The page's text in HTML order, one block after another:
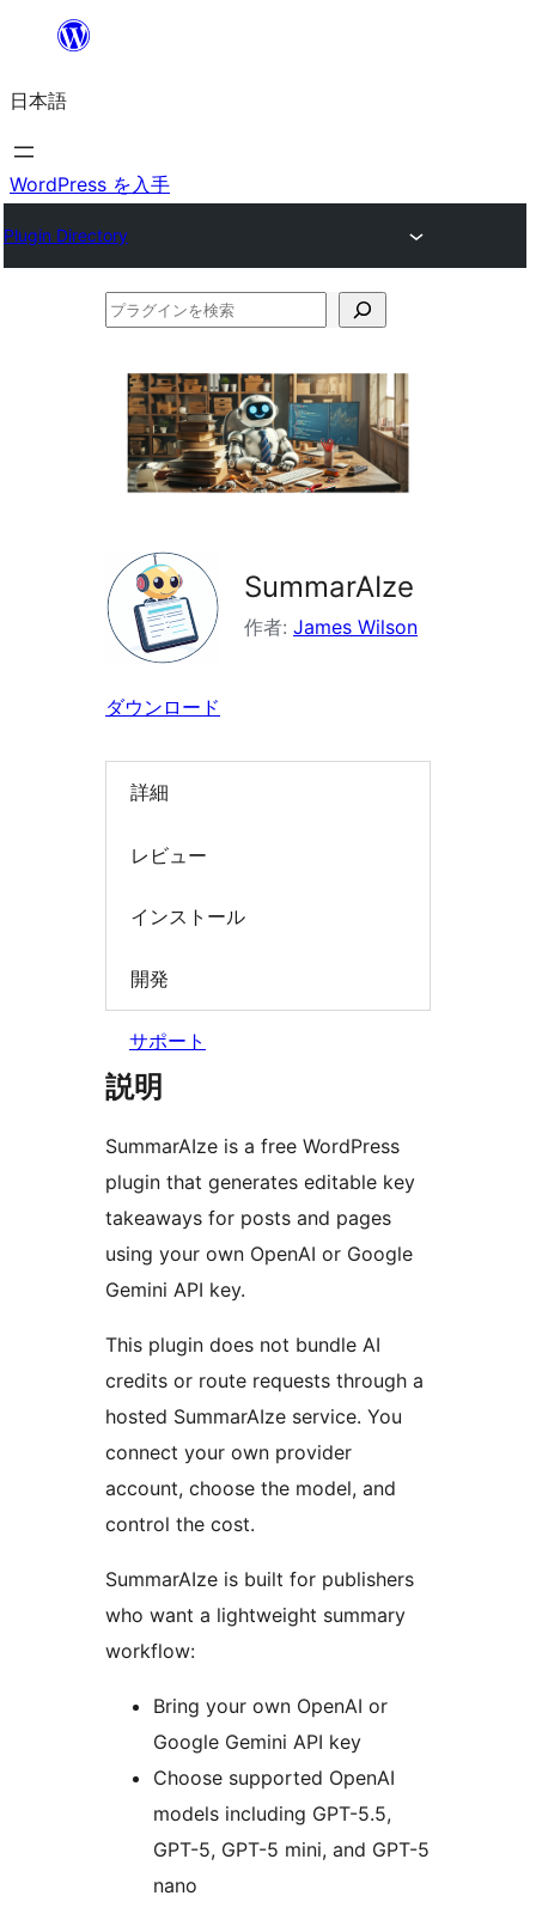
を
ス
キ
プ
日本語
WordPress を入手
Plugin Directory
プ
SummarAIze
作者: James Wilson
ダウンロード
詳細
レビュー
インストール
開発
サポート
説明
SummarAIze is a free WordPress
plugin that generates editable key
takeaways for posts and pages
using your own OpenAI or Google
Gemini API key.
This plugin does not bundle AI
credits or route requests through a
hosted SummarAIze service. You
connect your own provider
account, choose the model, and
control the cost.
SummarAIze is built for publishers
who want a lightweight summary
workflow:
Bring your own OpenAI or
Google Gemini API key
Choose supported OpenAI
models including GPT-5.5,
GPT-5, GPT-5 mini, and GPT-5
nano